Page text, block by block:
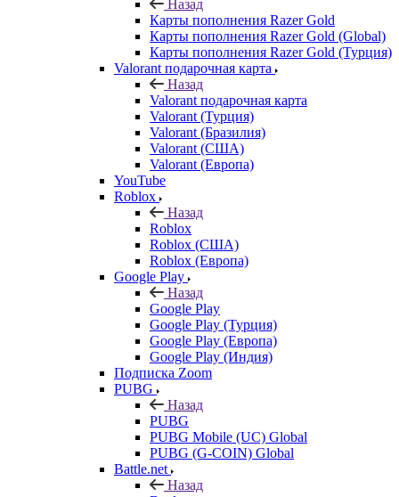
Назад
Карты пополнения Razer Gold
Карты пополнения Razer Gold (Global)
Карты пополнения Razer Gold (Турция)
Valorant подарочная карта
Назад
Valorant подарочная карта
Valorant (Турция)
Valorant (Бразилия)
Valorant (США)
Valorant (Европа)
YouTube
Roblox
Назад
Roblox
Roblox (США)
Roblox (Европа)
Google Play
Назад
Google Play
Google Play (Турция)
Google Play (Европа)
Google Play (Индия)
Подписка Zoom
PUBG
Назад
PUBG
PUBG Mobile (UC) Global
PUBG (G-COIN) Global
Battle.net
Назад